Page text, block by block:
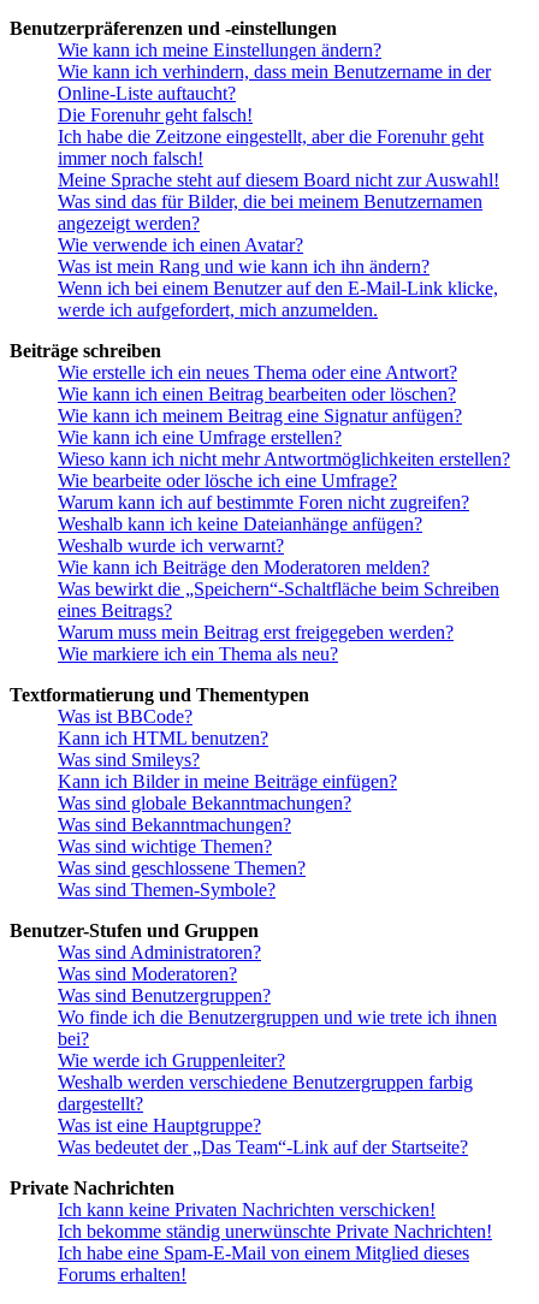
Benutzerpräferenzen und -einstellungen
Wie kann ich meine Einstellungen ändern?
Wie kann ich verhindern, dass mein Benutzername in der
Online-Liste auftaucht?
Die Forenuhr geht falsch!
Ich habe die Zeitzone eingestellt, aber die Forenuhr geht
immer noch falsch!
Meine Sprache steht auf diesem Board nicht zur Auswahl!
Was sind das für Bilder, die bei meinem Benutzernamen
angezeigt werden?
Wie verwende ich einen Avatar?
Was ist mein Rang und wie kann ich ihn ändern?
Wenn ich bei einem Benutzer auf den E-Mail-Link klicke,
werde ich aufgefordert, mich anzumelden.
Beiträge schreiben
Wie erstelle ich ein neues Thema oder eine Antwort?
Wie kann ich einen Beitrag bearbeiten oder löschen?
Wie kann ich meinem Beitrag eine Signatur anfügen?
Wie kann ich eine Umfrage erstellen?
Wieso kann ich nicht mehr Antwortmöglichkeiten erstellen?
Wie bearbeite oder lösche ich eine Umfrage?
Warum kann ich auf bestimmte Foren nicht zugreifen?
Weshalb kann ich keine Dateianhänge anfügen?
Weshalb wurde ich verwarnt?
Wie kann ich Beiträge den Moderatoren melden?
Was bewirkt die „Speichern“-Schaltfläche beim Schreiben
eines Beitrags?
Warum muss mein Beitrag erst freigegeben werden?
Wie markiere ich ein Thema als neu?
Textformatierung und Thementypen
Was ist BBCode?
Kann ich HTML benutzen?
Was sind Smileys?
Kann ich Bilder in meine Beiträge einfügen?
Was sind globale Bekanntmachungen?
Was sind Bekanntmachungen?
Was sind wichtige Themen?
Was sind geschlossene Themen?
Was sind Themen-Symbole?
Benutzer-Stufen und Gruppen
Was sind Administratoren?
Was sind Moderatoren?
Was sind Benutzergruppen?
Wo finde ich die Benutzergruppen und wie trete ich ihnen
bei?
Wie werde ich Gruppenleiter?
Weshalb werden verschiedene Benutzergruppen farbig
dargestellt?
Was ist eine Hauptgruppe?
Was bedeutet der „Das Team“-Link auf der Startseite?
Private Nachrichten
Ich kann keine Privaten Nachrichten verschicken!
Ich bekomme ständig unerwünschte Private Nachrichten!
Ich habe eine Spam-E-Mail von einem Mitglied dieses
Forums erhalten!